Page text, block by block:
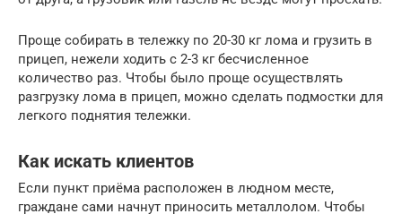
Проще собирать в тележку по 20-30 кг лома и грузить в
прицеп, нежели ходить с 2-3 кг бесчисленное
количество раз. Чтобы было проще осуществлять
разгрузку лома в прицеп, можно сделать подмостки для
легкого поднятия тележки.
Как искать клиентов
Если пункт приёма расположен в людном месте,
граждане сами начнут приносить металлолом. Чтобы